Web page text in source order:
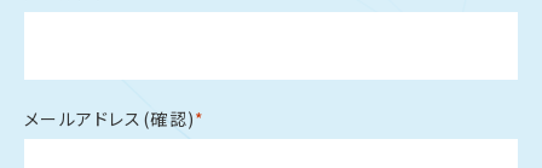
メールアドレス(確認)*